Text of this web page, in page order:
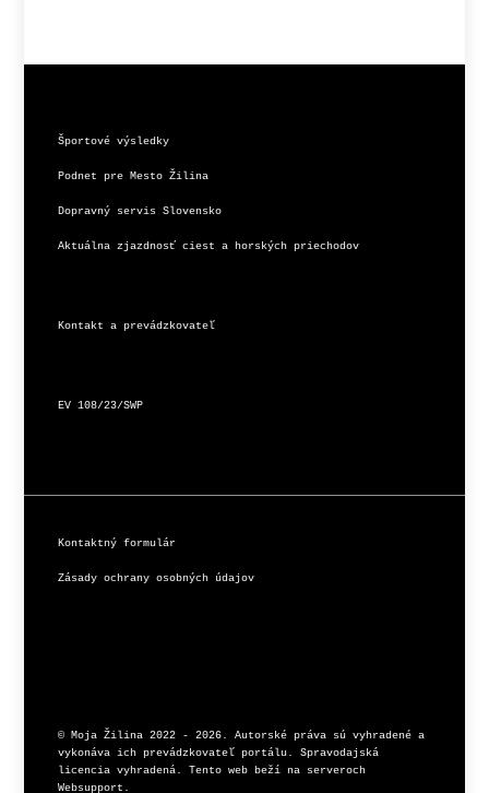
Športové výsledky
Podnet pre Mesto Žilina
Dopravný servis Slovensko
Aktuálna zjazdnosť ciest a horských priechodov
Kontakt a prevádzkovateľ
EV 108/23/SWP
Kontaktný formulár
Zásady ochrany osobných údajov
© Moja Žilina 2022 - 2026. Autorské práva sú vyhradené a
vykonáva ich prevádzkovateľ portálu. Spravodajská
licencia vyhradená. Tento web beží na serveroch